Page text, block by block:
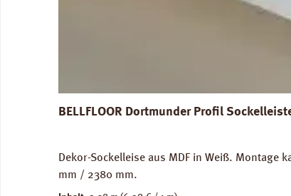
BELLFLOOR Dortmunder Profil
Dekor-Sockelleise aus MDF in Weiß.
mm / 2380 mm.